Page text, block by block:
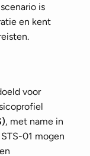
is
en kent
voor
, met name in
01 mogen